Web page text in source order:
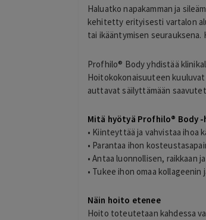
Haluatko napakamman ja
kehitetty erityisesti vartalon
tai ikääntymisen
Profhilo® Body yhdistää
Hoitokokonaisuuteen
auttavat säilyttämään
Mitä hyötyä Profhilo® Body
• Kiinteyttää ja vahvistaa ihoa
• Parantaa ihon
• Antaa luonnollisen, raikkaan
• Tukee ihon omaa
Näin hoito etenee
Hoito toteutetaan kahdessa
T
timo
helsinki
2 days ago
kiitos hienosti toimi